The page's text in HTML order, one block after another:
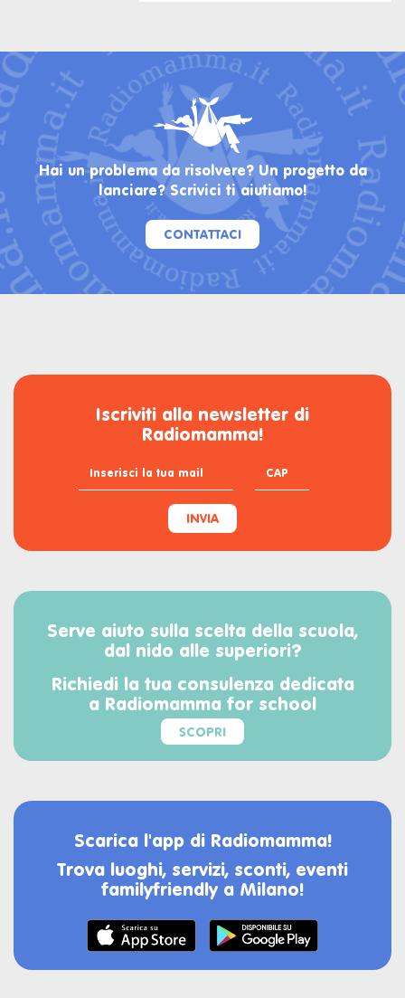
Hai un problema da risolvere? Un progetto da
lanciare? Scrivici ti aiutiamo!
CONTATTACI
Iscriviti alla newsletter di
Radiomamma!
INVIA
Serve aiuto sulla scelta della scuola,
dal nido alle superiori?
Richiedi la tua consulenza dedicata
a Radiomamma for school
SCOPRI
Scarica l'app di Radiomamma!
Trova luoghi, servizi, sconti, eventi
familyfriendly a Milano!